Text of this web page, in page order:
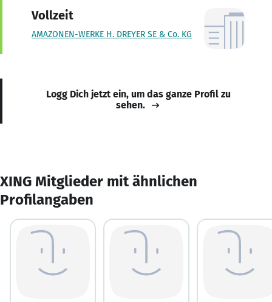
Vollzeit
AMAZONEN-WERKE H. DREYER SE & Co. KG
Logg Dich jetzt ein, um das ganze Profil zu
sehen.
XING Mitglieder mit ähnlichen
Profilangaben